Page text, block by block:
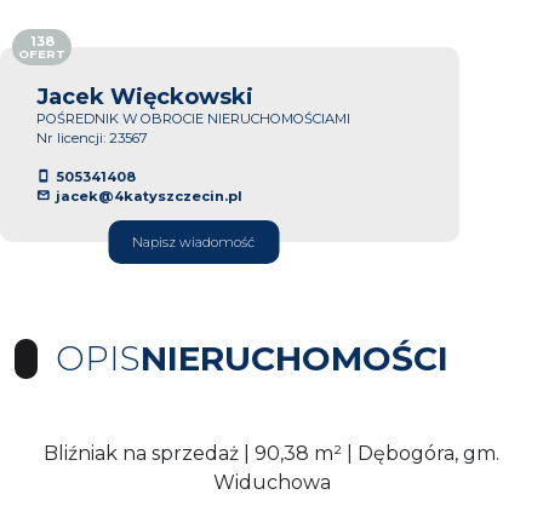
Jacek Więckowski
POŚREDNIK W OBROCIE NIERUCHOMOŚCIAMI
Nr licencji: 23567
505341408
jacek@4katyszczecin.pl
Napisz wiadomość
138
OFERT
OPISNIERUCHOMOŚCI
Bliźniak na sprzedaż | 90,38 m² | Dębogóra, gm.
Widuchowa